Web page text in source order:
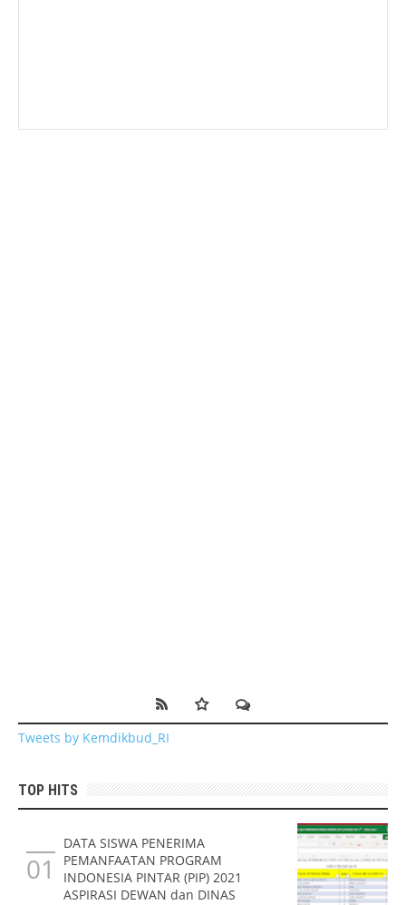
Tweets by Kemdikbud_RI
TOP HITS
DATA SISWA PENERIMA
PEMANFAATAN PROGRAM
INDONESIA PINTAR (PIP) 2021
ASPIRASI DEWAN dan DINAS